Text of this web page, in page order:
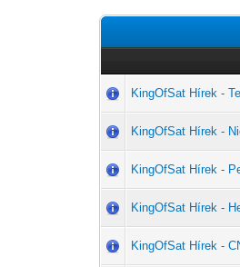
KingOfSat Hírek -
KingOfSat Hírek -
KingOfSat Hírek -
KingOfSat Hírek -
KingOfSat Hírek -